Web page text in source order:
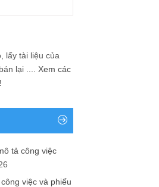
lấy tài liệu của
lại .... Xem các
tả công việc
việc và phiếu